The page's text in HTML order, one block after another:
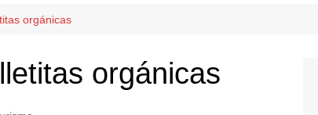
orgánicas
orgánicas